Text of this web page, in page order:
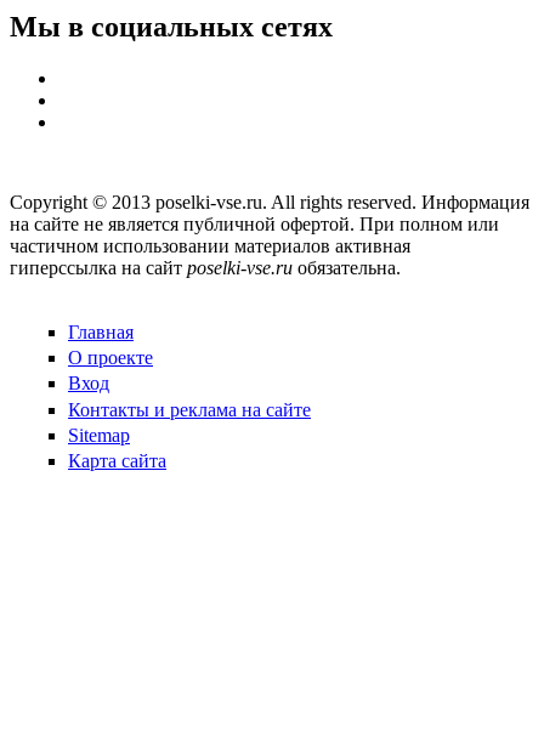
Мы в социальных сетях
Copyright © 2013 poselki-vse.ru. All rights reserved. Информация
на сайте не является публичной офертой. При полном или
частичном использовании материалов активная
гиперссылка на сайт poselki-vse.ru​ обязательна.
Главная
О проекте
Вход
Контакты и реклама на сайте
Sitemap
Карта сайта